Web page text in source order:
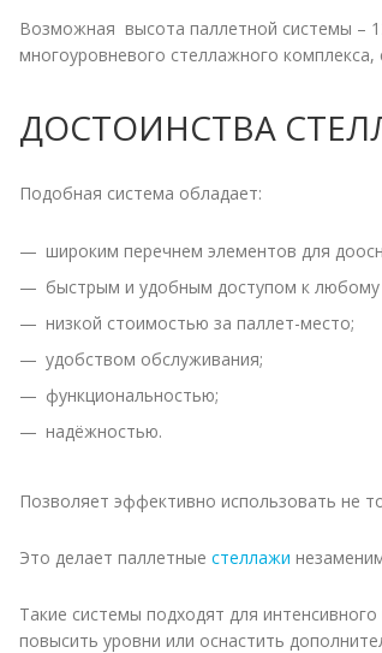
Возможная высота паллетной системы –
многоуровневого стеллажного
ДОСТОИНСТВА
Подобная система обладает:
широким перечнем элементов для
быстрым и удобным доступом к любому
низкой стоимостью за паллет-место;
удобством обслуживания;
функциональностью;
надёжностью.
Позволяет эффективно использовать не
Это делает паллетные стеллажи
Такие системы подходят для
повысить уровни или оснастить